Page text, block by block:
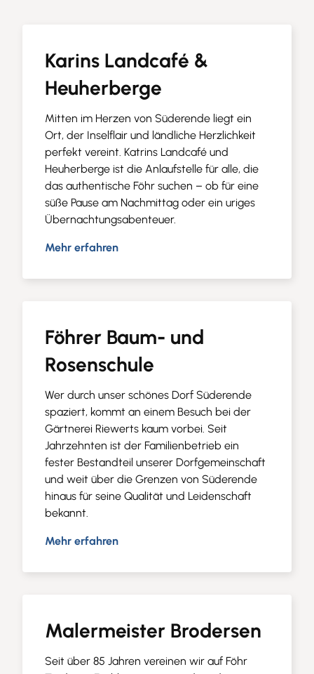
Karins Landcafé &
Heuherberge
Mitten im Herzen von Süderende liegt ein
Ort, der Inselflair und ländliche Herzlichkeit
perfekt vereint. Katrins Landcafé und
Heuherberge ist die Anlaufstelle für alle, die
das authentische Föhr suchen – ob für eine
süße Pause am Nachmittag oder ein uriges
Übernachtungsabenteuer.
Mehr erfahren
Föhrer Baum- und
Rosenschule
Wer durch unser schönes Dorf Süderende
spaziert, kommt an einem Besuch bei der
Gärtnerei Riewerts kaum vorbei. Seit
Jahrzehnten ist der Familienbetrieb ein
fester Bestandteil unserer Dorfgemeinschaft
und weit über die Grenzen von Süderende
hinaus für seine Qualität und Leidenschaft
bekannt.
Mehr erfahren
Malermeister Brodersen
Seit über 85 Jahren vereinen wir auf Föhr